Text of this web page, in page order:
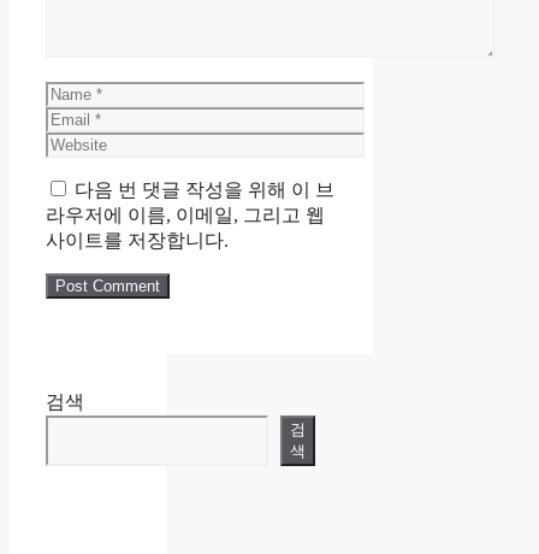
Name
Email
Website
다음 번 댓글 작성을 위해 이 브
라우저에 이름, 이메일, 그리고 웹
사이트를 저장합니다.
검색
검
색